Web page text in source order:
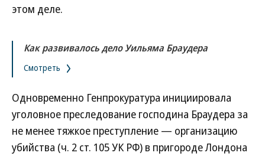
этом деле.
Как развивалось дело Уильяма Браудера
Смотреть
Одновременно Генпрокуратура инициировала
уголовное преследование господина Браудера за
не менее тяжкое преступление — организацию
убийства (ч. 2 ст. 105 УК РФ) в пригороде Лондона